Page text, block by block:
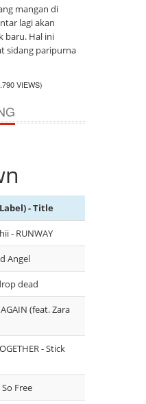
mangan di
lagi akan
baru. Hal ini
sidang paripurna
VIEWS)
- Title
- RUNWAY
Angel
dead
(feat. Zara
- Stick
Free